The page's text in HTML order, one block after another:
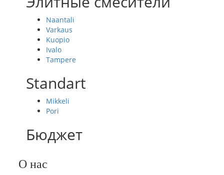
Naantali
Varkaus
Kuopio
Ivalo
Tampere
Standart
Mikkeli
Pori
Бюджет
О нас